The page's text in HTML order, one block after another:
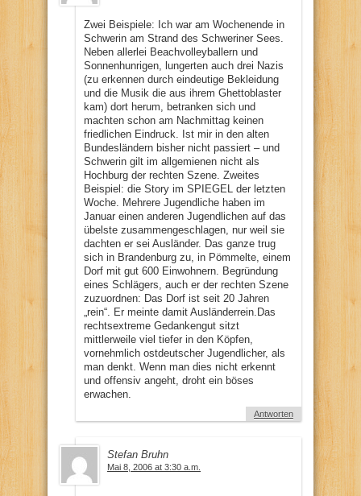
Zwei Beispiele: Ich war am Wochenende in
Schwerin am Strand des Schweriner Sees.
Neben allerlei Beachvolleyballern und
Sonnenhunrigen, lungerten auch drei Nazis
(zu erkennen durch eindeutige Bekleidung
und die Musik die aus ihrem Ghettoblaster
kam) dort herum, betranken sich und
machten schon am Nachmittag keinen
friedlichen Eindruck. Ist mir in den alten
Bundesländern bisher nicht passiert – und
Schwerin gilt im allgemienen nicht als
Hochburg der rechten Szene. Zweites
Beispiel: die Story im SPIEGEL der letzten
Woche. Mehrere Jugendliche haben im
Januar einen anderen Jugendlichen auf das
übelste zusammengeschlagen, nur weil sie
dachten er sei Ausländer. Das ganze trug
sich in Brandenburg zu, in Pömmelte, einem
Dorf mit gut 600 Einwohnern. Begründung
eines Schlägers, auch er der rechten Szene
zuzuordnen: Das Dorf ist seit 20 Jahren
„rein“. Er meinte damit Ausländerrein.Das
rechtsextreme Gedankengut sitzt
mittlerweile viel tiefer in den Köpfen,
vornehmlich ostdeutscher Jugendlicher, als
man denkt. Wenn man dies nicht erkennt
und offensiv angeht, droht ein böses
erwachen.
Antworten
Stefan Bruhn
Mai 8, 2006 at 3:30 a.m.